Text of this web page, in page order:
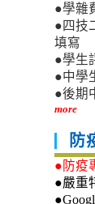
●學雜
●四技
填寫
●學生
●中學
●後期
more
防
●防疫
●嚴重